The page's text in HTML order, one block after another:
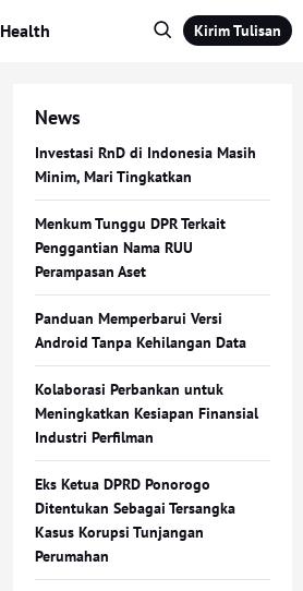
Health Kirim Tulisan
News
Investasi RnD di Indonesia Masih
Minim, Mari Tingkatkan
Menkum Tunggu DPR Terkait
Penggantian Nama RUU
Perampasan Aset
Panduan Memperbarui Versi
Android Tanpa Kehilangan Data
Kolaborasi Perbankan untuk
Meningkatkan Kesiapan Finansial
Industri Perfilman
Eks Ketua DPRD Ponorogo
Ditentukan Sebagai Tersangka
Kasus Korupsi Tunjangan
Perumahan